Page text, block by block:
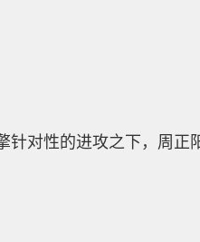
对性的进攻之下，周正